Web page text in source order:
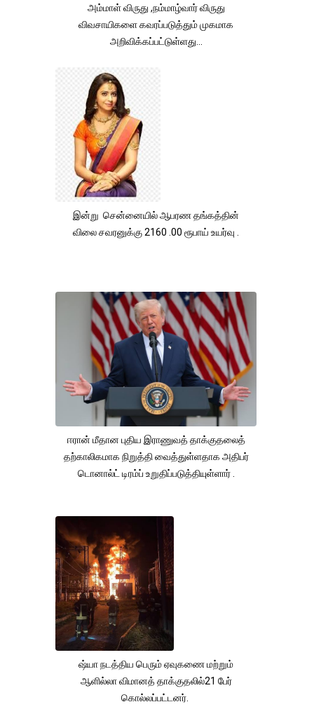
அம்மாள் விருது ,நம்மாழ்வார் விருது
விவசாயிகளை கவரப்படுத்தும் முகமாக
அறிவிக்கப்பட்டுள்ளது...
இன்று சென்னையில் ஆபரண தங்கத்தின்
விலை சவரனுக்கு 2160 .00 ரூபாய் உயர்வு .
ஈரான் மீதான புதிய இராணுவத் தாக்குதலைத்
தற்காலிகமாக நிறுத்தி வைத்துள்ளதாக அதிபர்
டொனால்ட் டிரம்ப் உறுதிப்படுத்தியுள்ளார் .
ஷ்யா நடத்திய பெரும் ஏவுகணை மற்றும்
ஆளில்லா விமானத் தாக்குதலில்21 பேர்
கொல்லப்பட்டனர்.